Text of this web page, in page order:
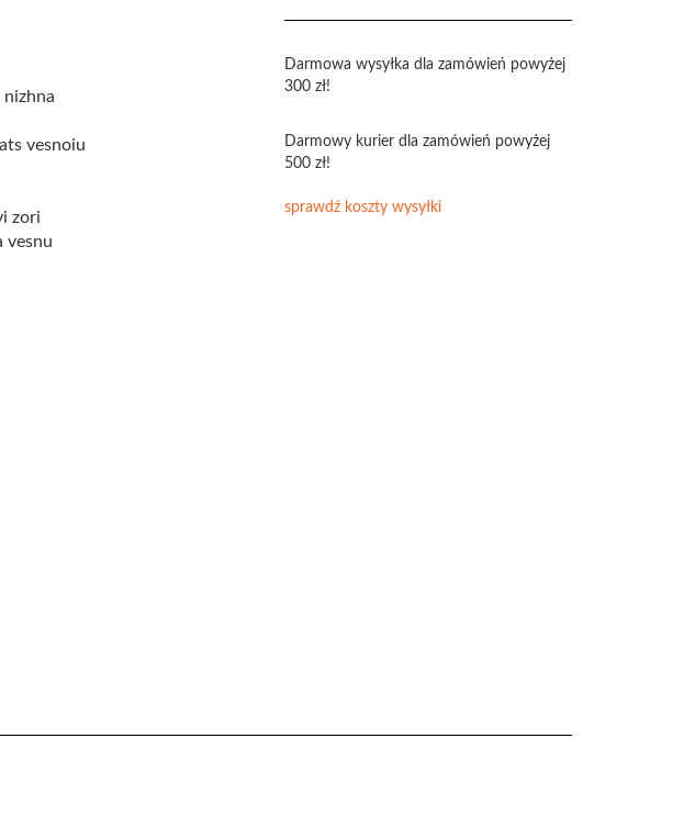
nizhna
vesnoiu
zori
vesnu
Darmowa wysyłka dla zamówień powyżej
300 zł!
Darmowy kurier dla zamówień powyżej
500 zł!
sprawdź koszty wysyłki